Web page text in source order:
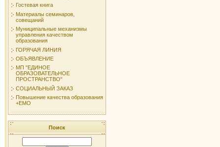
Гостевая книга
Материалы семинаров,
совещаний
Муниципальные механизмы
управления качеством
образования
ГОРЯЧАЯ ЛИНИЯ
ОБЪЯВЛЕНИЕ
МП "ЕДИНОЕ
ОБРАЗОВАТЕЛЬНОЕ
ПРОСТРАНСТВО"
СОЦИАЛЬНЫЙ ЗАКАЗ
Повышение качества образования
+ЕМО
Поиск